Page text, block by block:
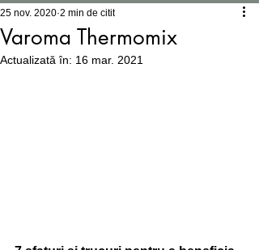
Varoma Thermomix
25 nov. 2020 2 min de citit
Actualizată în: 16 mar. 2021